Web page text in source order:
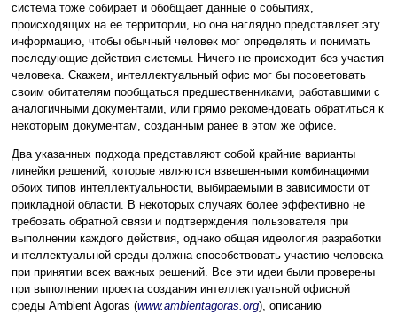
система тоже собирает и обобщает данные о событиях,
происходящих на ее территории, но она наглядно представляет эту
информацию, чтобы обычный человек мог определять и понимать
последующие действия системы. Ничего не происходит без участия
человека. Скажем, интеллектуальный офис мог бы посоветовать
своим обитателям пообщаться предшественниками, работавшими с
аналогичными документами, или прямо рекомендовать обратиться к
некоторым документам, созданным ранее в этом же офисе.
Два указанных подхода представляют собой крайние варианты
линейки решений, которые являются взвешенными комбинациями
обоих типов интеллектуальности, выбираемыми в зависимости от
прикладной области. В некоторых случаях более эффективно не
требовать обратной связи и подтверждения пользователя при
выполнении каждого действия, однако общая идеология разработки
интеллектуальной среды должна способствовать участию человека
при принятии всех важных решений. Все эти идеи были проверены
при выполнении проекта создания интеллектуальной офисной
среды Ambient Agoras (www.ambientagoras.org), описанию